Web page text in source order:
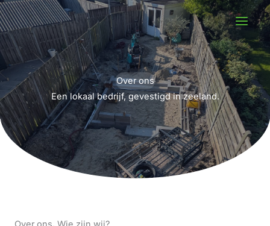
Ga
naar
de
inhoud
Over ons
Een lokaal bedrijf, gevestigd in zeeland.